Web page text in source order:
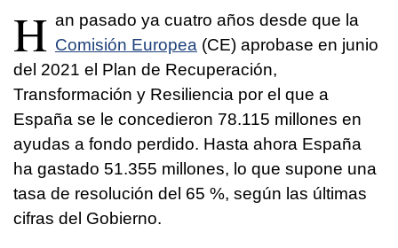
H an pasado ya cuatro años desde que la
Comisión Europea (CE) aprobase en junio
del 2021 el Plan de Recuperación,
Transformación y Resiliencia por el que a
España se le concedieron 78.115 millones en
ayudas a fondo perdido. Hasta ahora España
ha gastado 51.355 millones, lo que supone una
tasa de resolución del 65 %, según las últimas
cifras del Gobierno.